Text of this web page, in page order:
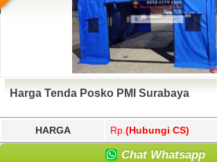
Harga Tenda Posko PMI Surabaya
HARGA Rp. (Hubungi CS)
Chat Whatsapp